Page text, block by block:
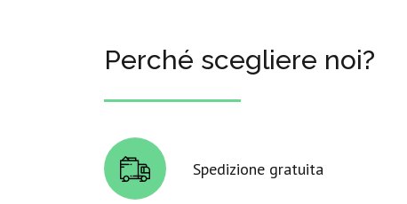
Perché scegliere noi?
Spedizione gratuita